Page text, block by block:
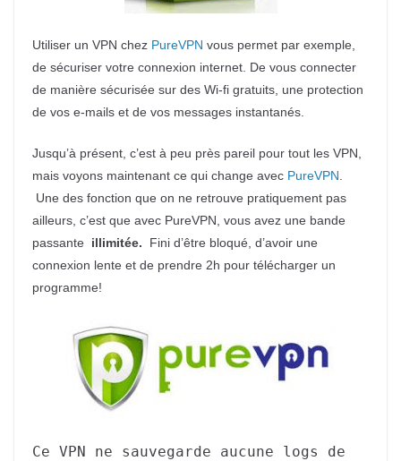
Utiliser un VPN chez PureVPN vous permet par exemple,
de sécuriser votre connexion internet. De vous connecter
de manière sécurisée sur des Wi-fi gratuits, une protection
de vos e-mails et de vos messages instantanés.
Jusqu’à présent, c’est à peu près pareil pour tout les VPN,
mais voyons maintenant ce qui change avec PureVPN
Une des fonction que on ne retrouve pratiquement pas
ailleurs, c’est que avec PureVPN, vous avez une bande
passante illimitée. Fini d’être bloqué, d’avoir une
connexion lente et de prendre 2h pour télécharger un
programme!
Ce VPN ne sauvegarde aucune logs de